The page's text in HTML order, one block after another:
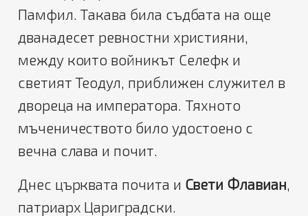
Памфил. Такава била съдбата на още
дванадесет ревностни християни,
между които войникът Селефк и
светият Теодул, приближен служител в
двореца на императора. Тяхното
мъченичеството било удостоено с
вечна слава и почит.
Днес църквата почита и Свети Флавиан,
патриарх Цариградски.